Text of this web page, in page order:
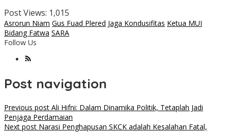
Post Views: 1,015
Asrorun Niam Gus Fuad Plered Jaga Kondusifitas Ketua MUI
Bidang Fatwa SARA
Follow Us
Post navigation
Previous post Ali Hifni: Dalam Dinamika Politik, Tetaplah Jadi
Penjaga Perdamaian
Next post Narasi Penghapusan SKCK adalah Kesalahan Fatal,